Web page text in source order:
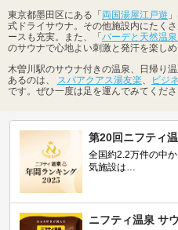
東京都墨田区にある「 両国湯屋江戸遊
式ドライサウナ。その他施設内にたく
ースも充実。また、「 バーデと天然温
のサウナで心地よい刺激と発汗を楽しめ
木曽川駅のサウナ付きの温泉、日帰り
あるのは、 スパアクアス湯友楽、 ビジ
です。ぜひ一度は足を運んでみてくださ
第20回ニフティ
全国約2.2万件の中
気施設は…
ニフティ温泉 サ